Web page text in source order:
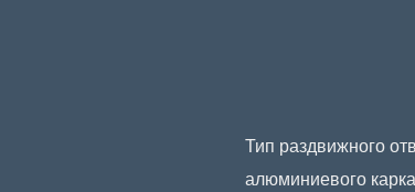
Тип раздвижного
алюминиевого